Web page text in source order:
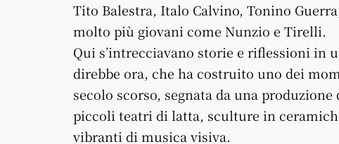
Tito Balestra, Italo Calvino, Tonino
molto più giovani come Nunzio e Tirelli.
Qui s’intrecciavano storie e riflessioni in
direbbe ora, che ha costruito uno dei
secolo scorso, segnata da una
piccoli teatri di latta, sculture in
vibranti di musica visiva.